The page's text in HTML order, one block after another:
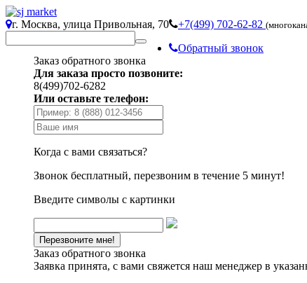
г. Москва, улица Привольная, 70 +7(499) 702-62-82
Обратный звонок
Заказ обратного звонка
Для заказа просто позвоните:
8(499)702-6282
Или оставьте телефон:
Когда с вами связаться?
Звонок бесплатный, перезвоним в течение 5 минут!
Введите символы с картинки
Заказ обратного звонка
Заявка принята, с вами свяжется наш менеджер в